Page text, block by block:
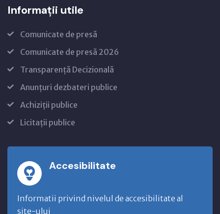
Informații utile
Comunicate de presă
Comunicate de presă 2026
Transparență Decizională
Anunțuri dezbateri publice
Achiziții publice
Licitații publice
Accesibilitate
Informatii privind nivelul de accesibilitate al
site-ului